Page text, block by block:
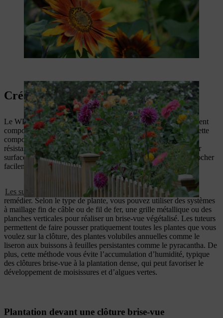
Créer un brise-vue végétalisé en WPC
Le WPC (Wood Plastic Composite) est un mélange généralement
composé à 60 % de copeaux de bois et à 40 % de plastique. Cette
composition rend les clôtures WPC extrêmement robustes,
résistantes aux intempéries et faciles d’entretien. Toutefois, leur
surface lisse ne permet pas aux plantes grimpantes de s’y accrocher
facilement.
Les supports
placés sur ou devant la clôture permettent d’y
remédier. Selon le type de plante, vous pouvez utiliser des systèmes
à maillage fin de câble ou de fil de fer, une grille métallique ou des
planches verticales pour réaliser un brise-vue végétalisé. Les tuteurs
permettent de faire pousser pratiquement toutes les plantes que vous
voulez sur la clôture, des plantes volubiles annuelles comme le
liseron aux buissons à feuilles persistantes comme le pyracantha. De
plus, cette méthode vous évite l’accumulation d’humidité, typique
des clôtures brise-vue à la plantation dense, qui peut favoriser le
développement de moisissures et d’algues vertes.
Plantation devant une clôture brise-vue